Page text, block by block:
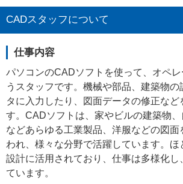
CADスタッフについて
仕事内容
パソコンのCADソフトを使って、オペ
うスタッフです。機械や部品、建築物
タに入力したり、図面データの修正など
す。CADソフトは、家やビルの建築物
などあらゆる工業製品、洋服などの図面
われ、様々な分野で活躍しています。ほ
設計に活用されており、仕事は多様化し
ています。